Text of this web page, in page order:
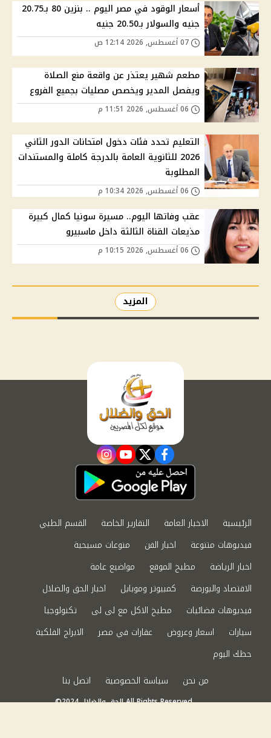
أسعار الوقود في مصر اليوم .. بنزين 80 بـ20.75
جنيه والسولار بـ20.50 جنيه
مطعم شهير يعتذر عن واقعة منع الصلاة
ويفصل المدير ويخصص مصليات بجميع الفروع
التعليم تحدد فئات دخول امتحانات الدور الثاني
2026 للثانوية العامة بالدرجة كاملة والمستندات
المطلوبة
عقب وفاتها اليوم.. مسيرة سونيا كمال كبيرة
مذيعات القناة الثالثة داخل ماسبيرو
المزيد
facebook
twitter
youtube
instagram
الرئيسية الاخبار العامة التقارير الخاصة
القسم الطبي
فيديوهات متنوعة
اخبار الفن
منوعات مسيحية
اخبار الرياضة
مطبخ الموقع
مواضيع عامة
الاقتصاد والبورصة
كمبيوتر وموبايل
اخبار الحق والضلال
فيديوهات فضائيات
مطبخ الاكل مع لى لى
تكنولوجيا
سيارات
اسعار وعروض عقارات في مصر
الابراج الفلكية
حظك اليوم
من نحن
سياسة الخصوصية اتصل بنا
©2024 الحق والضلال All Rights Reserved.